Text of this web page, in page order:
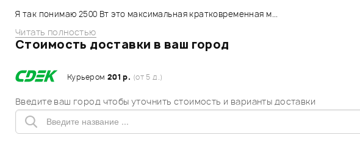
Я так понимаю 2500 Вт это максимальная кратковременная м...
Читать полностью
Стоимость доставки в ваш город
Курьером 201 р. (от 5 д.)
Введите ваш город чтобы уточнить стоимость и варианты доставки